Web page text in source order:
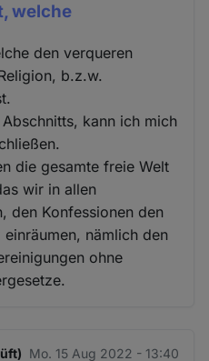
welche
den verqueren
b.z.w.
kann ich mich
die gesamte freie Welt
wir in allen
den Konfessionen den
nämlich den
ohne
Mo. 15 Aug 2022 - 13:40